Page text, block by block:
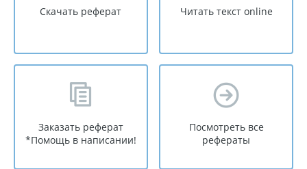
Скачать реферат Читать текст online
Заказать реферат
*Помощь в написании!
Посмотреть все
рефераты